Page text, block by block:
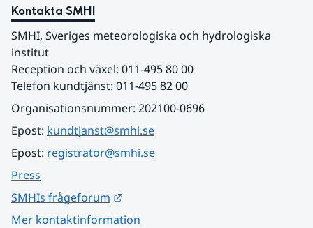
Kontakta SMHI
SMHI, Sveriges meteorologiska och hydrologiska
institut
Reception och växel: 011-495 80 00
Telefon kundtjänst: 011-495 82 00
Organisationsnummer: 202100-0696
Epost: kundtjanst@smhi.se
Epost: registrator@smhi.se
Press
SMHIs frågeforum
Mer kontaktinformation